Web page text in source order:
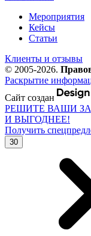
Мероприятия
Кейсы
Статьи
Клиенты и отзывы
© 2005-2026.
Раскрытие
Сайт создан
РЕШИТЕ ВАШИ
И ВЫГОДНЕЕ!
Получить
30